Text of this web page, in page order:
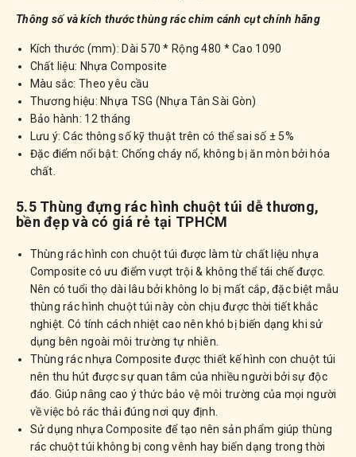
Thông số và kích thước thùng rác chim cánh cụt chính hãng
Kích thước (mm): Dài 570 * Rộng 480 * Cao 1090
Chất liệu: Nhựa Composite
Màu sắc: Theo yêu cầu
Thương hiệu: Nhựa TSG (Nhựa Tân Sài Gòn)
Bảo hành: 12 tháng
Lưu ý: Các thông số kỹ thuật trên có thể sai số ± 5%
Đặc điểm nổi bật: Chống cháy nổ, không bị ăn mòn bởi hóa
chất.
5.5 Thùng đựng rác hình chuột túi dễ thương,
bền đẹp và có giá rẻ tại TPHCM
Thùng rác hình con chuột túi được làm từ chất liệu nhựa
Composite có ưu điểm vượt trội & không thể tái chế được.
Nên có tuổi thọ dài lâu bởi không lo bị mất cắp, đặc biệt mẫu
thùng rác hình chuột túi này còn chịu được thời tiết khắc
nghiệt. Có tính cách nhiệt cao nên khó bị biến dạng khi sử
dụng bên ngoài môi trường tự nhiên.
Thùng rác nhựa Composite được thiết kế hình con chuột túi
nên thu hút được sự quan tâm của nhiều người bởi sự độc
đáo. Giúp nâng cao ý thức bảo vệ môi trường của mọi người
về việc bỏ rác thải đúng nơi quy định.
Sử dụng nhựa Composite để tạo nên sản phẩm giúp thùng
rác chuột túi không bị cong vênh hay biến dạng trong thời